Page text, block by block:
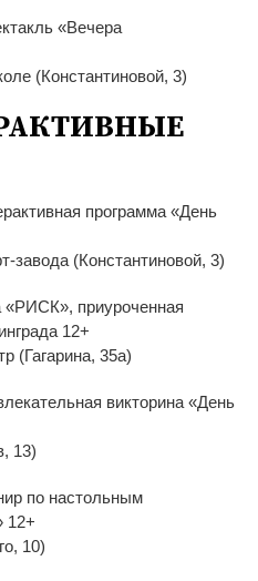
«Вечера
(Константиновой, 3)
программа «День
завода (Константиновой, 3)
«РИСК», приуроченная
12+
(Гагарина, 35а)
викторина «День
13)
по настольным
12+
10)